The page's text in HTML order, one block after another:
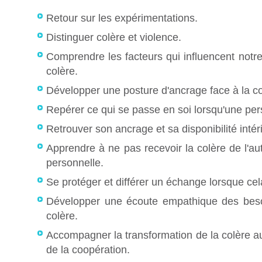
Retour sur les expérimentations.
Distinguer colère et violence.
Comprendre les facteurs qui influencent
colère.
Développer une posture d'ancrage face à la
Repérer ce qui se passe en soi lorsqu'une
Retrouver son ancrage et sa disponibilité
Apprendre à ne pas recevoir la colère de
personnelle.
Se protéger et différer un échange lorsque
Développer une écoute empathique des
colère.
Accompagner la transformation de la colère
de la coopération.